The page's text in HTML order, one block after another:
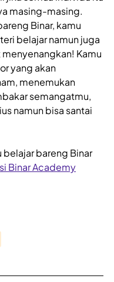
masing-masing.
Binar, kamu
belajar namun juga
Kamu
yang akan
menemukan
semangatmu,
namun bisa santai
belajar bareng Binar
Binar Academy